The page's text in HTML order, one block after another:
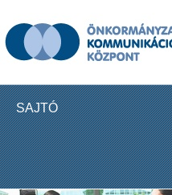
SAJTÓ